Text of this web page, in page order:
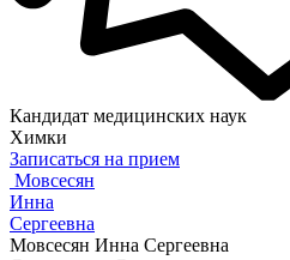
Кандидат медицинских наук
Химки
Записаться на прием
Мовсесян
Инна
Сергеевна
Мовсесян Инна Сергеевна